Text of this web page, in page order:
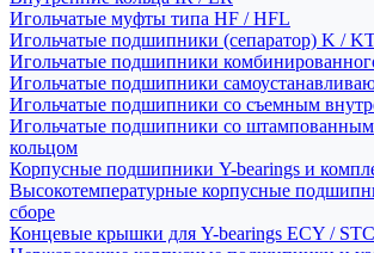
Игольчатые муфты типа HF / HFL
Игольчатые подшипники (сепаратор) K /
Игольчатые подшипники
Игольчатые подшипники
Игольчатые подшипники со съемным
Игольчатые подшипники со
кольцом
Корпусные подшипники Y-bearings и
Высокотемпературные корпусные
сборе
Концевые крышки для Y-bearings ECY / STC